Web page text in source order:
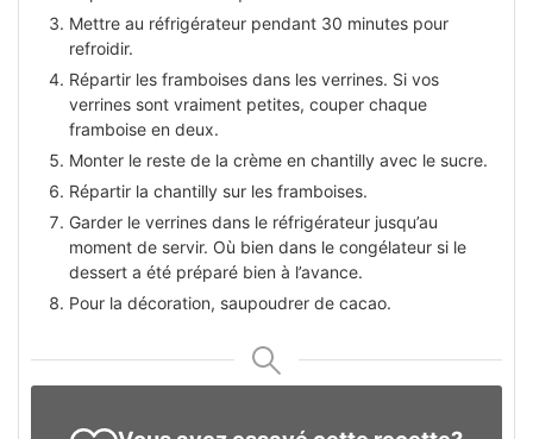
Mettre au réfrigérateur pendant 30 minutes pour
refroidir.
Répartir les framboises dans les verrines. Si vos
verrines sont vraiment petites, couper chaque
framboise en deux.
Monter le reste de la crème en chantilly avec le sucre.
Répartir la chantilly sur les framboises.
Garder le verrines dans le réfrigérateur jusqu’au
moment de servir. Où bien dans le congélateur si le
dessert a été préparé bien à l’avance.
Pour la décoration, saupoudrer de cacao.